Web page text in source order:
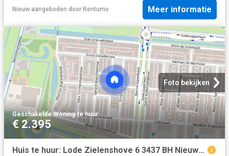
Nieuw aangeboden door Rentumo Meer informatie
Foto bekijken
Geschakelde Woning·te huur
€ 2.395
Huis te huur: Lode Zielenshove 6 3437 BH Nieuwegein